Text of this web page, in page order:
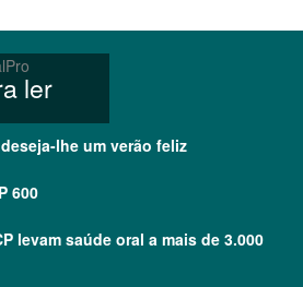
ler
lhe um verão feliz
600
levam saúde oral a mais de 3.000